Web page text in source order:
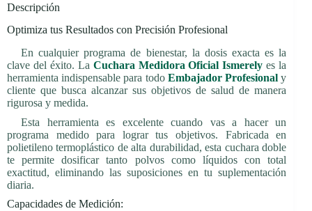
Descripción
Optimiza tus Resultados con Precisión Profesional
En cualquier programa de bienestar, la dosis exacta es la
clave del éxito. La Cuchara Medidora Oficial Ismerely es la
herramienta indispensable para todo Embajador Profesionaly
cliente que busca alcanzar sus objetivos de salud de manera
rigurosa y medida.
Esta herramienta es excelente cuando vas a hacer un
programa medido para lograr tus objetivos. Fabricada en
polietileno termoplástico de alta durabilidad, esta cuchara doble
te permite dosificar tanto polvos como líquidos con total
exactitud, eliminando las suposiciones en tu suplementación
diaria.
Capacidades de Medición: